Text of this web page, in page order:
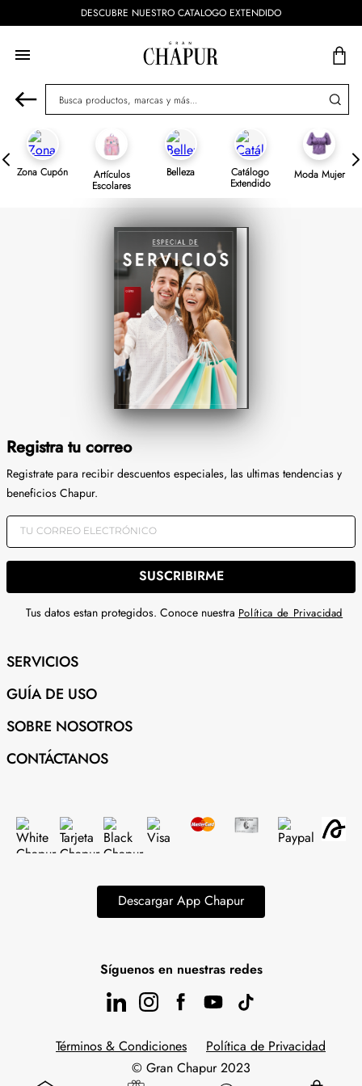
DESCUBRE NUESTRO CATALOGO EXTENDIDO
Busca productos, marcas y más...
Zona Cupón Artículos
Escolares
Belleza Catálogo
Extendido
Moda Mujer
Registra tu correo
Registrate para recibir descuentos especiales, las ultimas tendencias y
beneficios Chapur.
SUSCRIBIRME
Tus datos estan protegidos. Conoce nuestra Política de Privacidad
SERVICIOS
GUÍA DE USO
SOBRE NOSOTROS
CONTÁCTANOS
Descargar App Chapur
Síguenos en nuestras redes
Términos & Condiciones
Política de Privacidad
© Gran Chapur 2023